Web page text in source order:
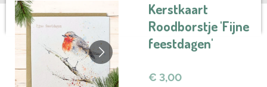
Kerstkaart
Roodborstje 'Fijne
feestdagen'
€ 3,00